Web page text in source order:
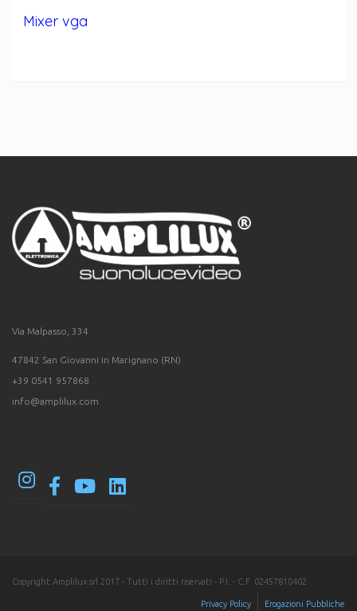
Mixer vga
Via Malpasso, 334
47842 San Giovanni in Marignano (RN)
+39 0541 957868
info@amplilux.com
Copyright Amplilux srl 2017 - Tutti i diritti riservati - P.I. - C.F. 02457810402
Privacy Policy Erogazioni Pubbliche